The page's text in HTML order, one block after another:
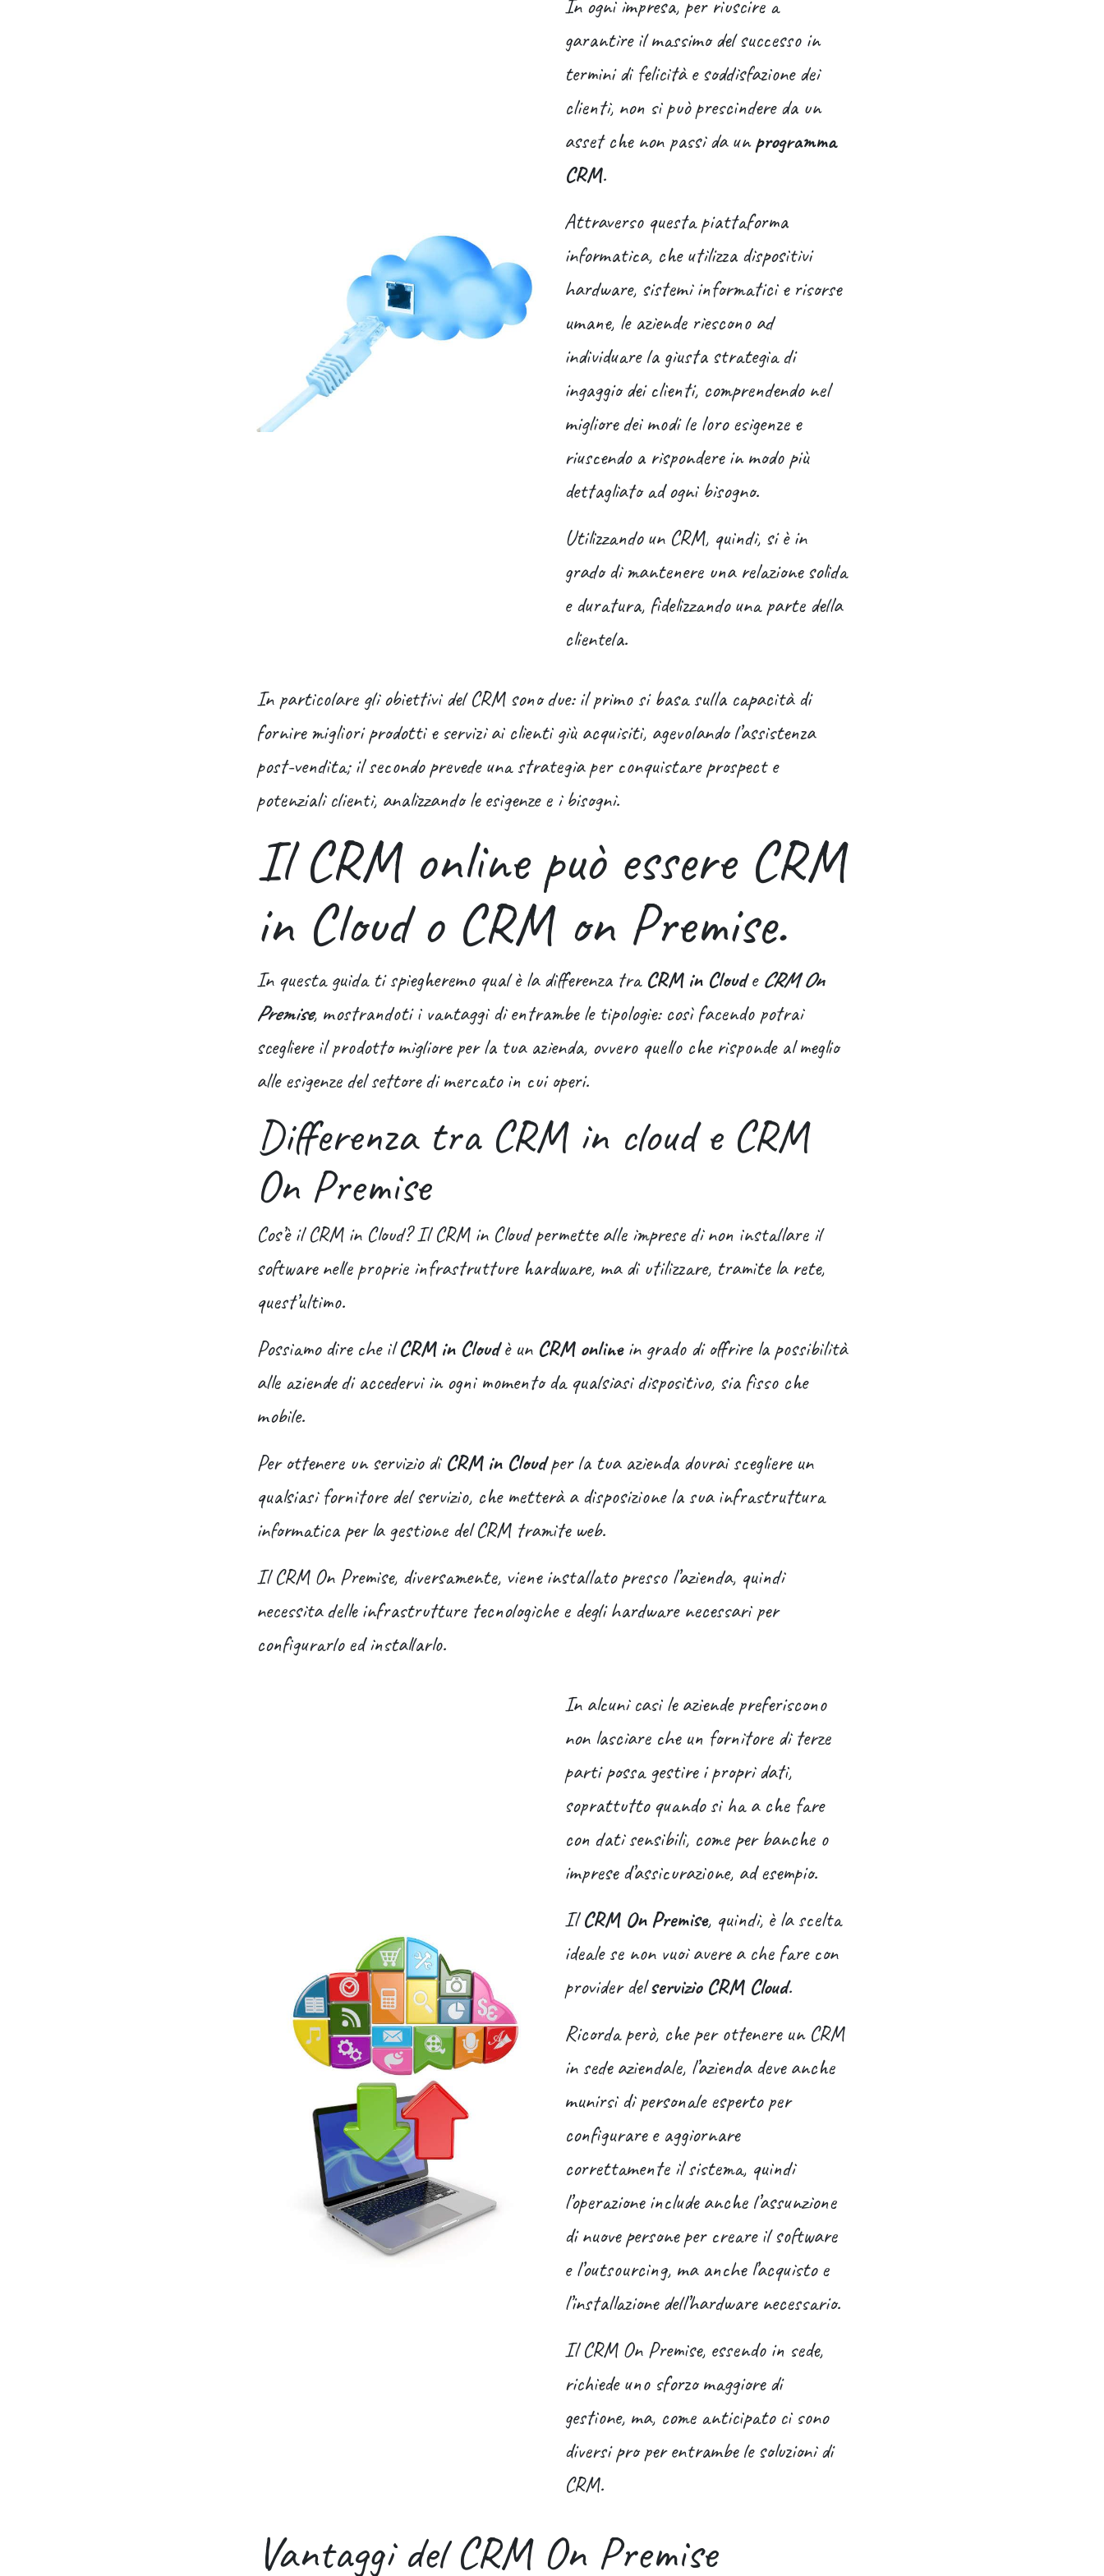
In ogni impresa, per riuscire a
garantire il massimo del successo in
termini di felicità e soddisfazione dei
clienti, non si può prescindere da un
asset che non passi da unprogramma
CRM.
Attraverso questa piattaforma
informatica, che utilizza dispositivi
hardware, sistemi informatici e risorse
umane, le aziende riescono ad
individuare la giusta strategia di
ingaggio dei clienti, comprendendo nel
migliore dei modi le loro esigenze e
riuscendo a rispondere in modo più
dettagliato ad ogni bisogno.
Utilizzando un CRM, quindi, si è in
grado di mantenere una relazione solida
e duratura, fidelizzando una parte della
clientela.
In particolare gli obiettivi del CRM sono due: il primo si basa sulla capacità di
fornire migliori prodotti e servizi ai clienti giù acquisiti, agevolando l’assistenza
post-vendita; il secondo prevede una strategia per conquistare prospect e
potenziali clienti, analizzando le esigenze e i bisogni.
Il CRM online può essere CRM
in Cloud o CRM on Premise.
In questa guida ti spiegheremo qual è la differenza tra CRM in Cloude CRM On
Premise, mostrandoti i vantaggi di entrambe le tipologie: così facendo potrai
scegliere il prodotto migliore per la tua azienda, ovvero quello che risponde al meglio
alle esigenze del settore di mercato in cui operi.
Differenza tra CRM in cloud e CRM
On Premise
Cos’è il CRM in Cloud? Il CRM in Cloud permette alle imprese di non installare il
software nelle proprie infrastrutture hardware, ma di utilizzare, tramite la rete,
quest’ultimo.
Possiamo dire che ilCRM in Cloudè un CRM onlinein grado di offrire la possibilità
alle aziende di accedervi in ogni momento da qualsiasi dispositivo, sia fisso che
mobile.
Per ottenere un servizio di CRM in Cloudper la tua azienda dovrai scegliere un
qualsiasi fornitore del servizio, che metterà a disposizione la sua infrastruttura
informatica per la gestione del CRM tramite web.
Il CRM On Premise, diversamente, viene installato presso l’azienda, quindi
necessita delle infrastrutture tecnologiche e degli hardware necessari per
configurarlo ed installarlo.
In alcuni casi le aziende preferiscono
non lasciare che un fornitore di terze
parti possa gestire i propri dati,
soprattutto quando si ha a che fare
con dati sensibili, come per banche o
imprese d’assicurazione, ad esempio.
IlCRM On Premise, quindi, è la scelta
ideale se non vuoi avere a che fare con
provider delservizio CRM Cloud.
Ricorda però, che per ottenere un CRM
in sede aziendale, l’azienda deve anche
munirsi di personale esperto per
configurare e aggiornare
correttamente il sistema, quindi
l’operazione include anche l’assunzione
di nuove persone per creare il software
e l’outsourcing, ma anche l’acquisto e
l’installazione dell’hardware necessario.
Il CRM On Premise, essendo in sede,
richiede uno sforzo maggiore di
gestione, ma, come anticipato ci sono
diversi pro per entrambe le soluzioni di
CRM.
Vantaggi del CRM On Premise